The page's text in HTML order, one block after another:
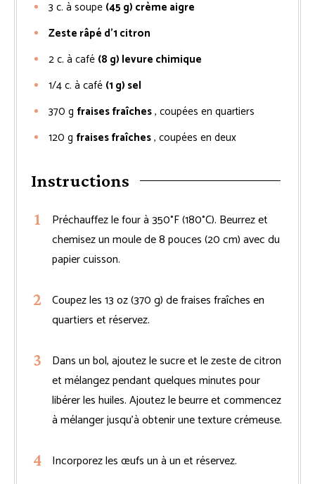
3 c. à soupe (45 g) crème aigre
Zeste râpé d’1 citron
2c. à café (8 g) levure chimique
1/4c. à café (1 g) sel
370 g fraises fraîches, coupées en quartiers
120 g fraises fraîches, coupées en deux
Instructions
Préchauffez le four à 350°F (180°C). Beurrez et
chemisez un moule de 8 pouces (20 cm) avec du
papier cuisson.
Coupez les 13 oz (370 g) de fraises fraîches en
quartiers et réservez.
Dans un bol, ajoutez le sucre et le zeste de citron
et mélangez pendant quelques minutes pour
libérer les huiles. Ajoutez le beurre et commencez
à mélanger jusqu’à obtenir une texture crémeuse.
Incorporez les œufs un à un et réservez.